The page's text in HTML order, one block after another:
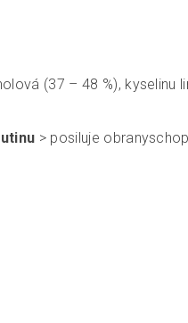
(37 – 48 %), kyselinu
> posiluje